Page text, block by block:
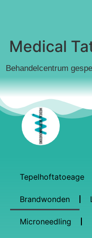
Medical
Behandelcentrum
Tepelhoftatoeage
Brandwonden
Microneedling